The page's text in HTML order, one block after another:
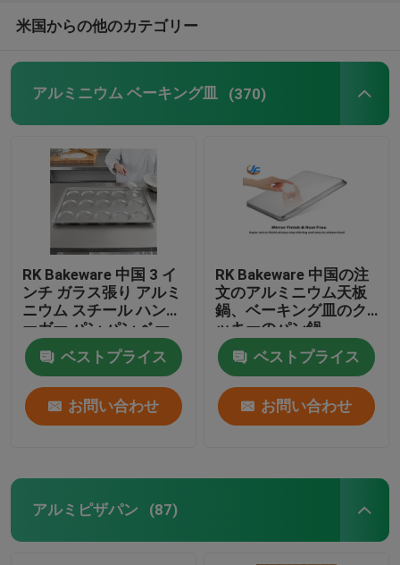
アルミ測地線ドーム屋根
浮き屋根タンクシール
ペーパー焼ける型
米国からの他のカテゴリー
アルミニウム ベーキング皿 (370)
RK Bakeware 中国 3 イ
ンチ ガラス張り アルミ
ニウム スチール ハンバ
ーガー パン パン ベー
キング トレイ
ベストプライス
お問い合わせ
RK Bakeware 中国の注
文のアルミニウム天板
鍋、ベーキング皿のク
ッキーのパン鍋
18"X26"X1"
ベストプライス
お問い合わせ
アルミピザパン (87)